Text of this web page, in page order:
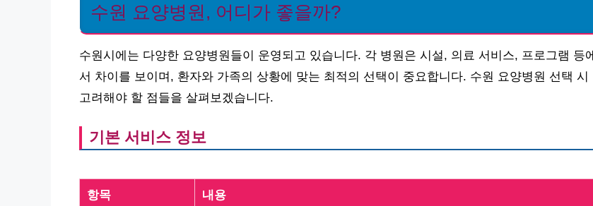
수원 요양병원, 어디가 좋을까?
수원시에는 다양한 요양병원들이 운영되고 있습니다. 각 병원은 시설, 의료 서비스, 프로그램 등에
서 차이를 보이며, 환자와 가족의 상황에 맞는 최적의 선택이 중요합니다. 수원 요양병원 선택 시
고려해야 할 점들을 살펴보겠습니다.
기본 서비스 정보
항목 내용